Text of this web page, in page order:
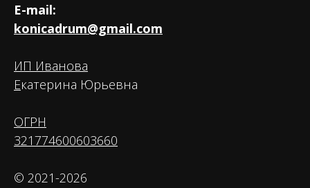
E-mail:
konicadrum@gmail.com
ИП Иванова
Екатерина Юрьевна
ОГРН
321774600603660
© 2021-2026